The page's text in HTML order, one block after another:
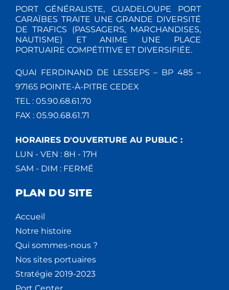
PORT GÉNÉRALISTE, GUADELOUPE PORT
CARAÏBES TRAITE UNE GRANDE DIVERSITÉ
DE TRAFICS (PASSAGERS, MARCHANDISES,
NAUTISME) ET ANIME UNE PLACE
PORTUAIRE COMPÉTITIVE ET DIVERSIFIÉE.
QUAI FERDINAND DE LESSEPS – BP 485 –
97165 POINTE-À-PITRE CEDEX
TEL : 05.90.68.61.70
FAX : 05.90.68.61.71
HORAIRES D'OUVERTURE AU PUBLIC :
LUN - VEN : 8H - 17H
SAM - DIM : FERMÉ
PLAN DU SITE
Accueil
Notre histoire
Qui sommes-nous ?
Nos sites portuaires
Stratégie 2019-2023